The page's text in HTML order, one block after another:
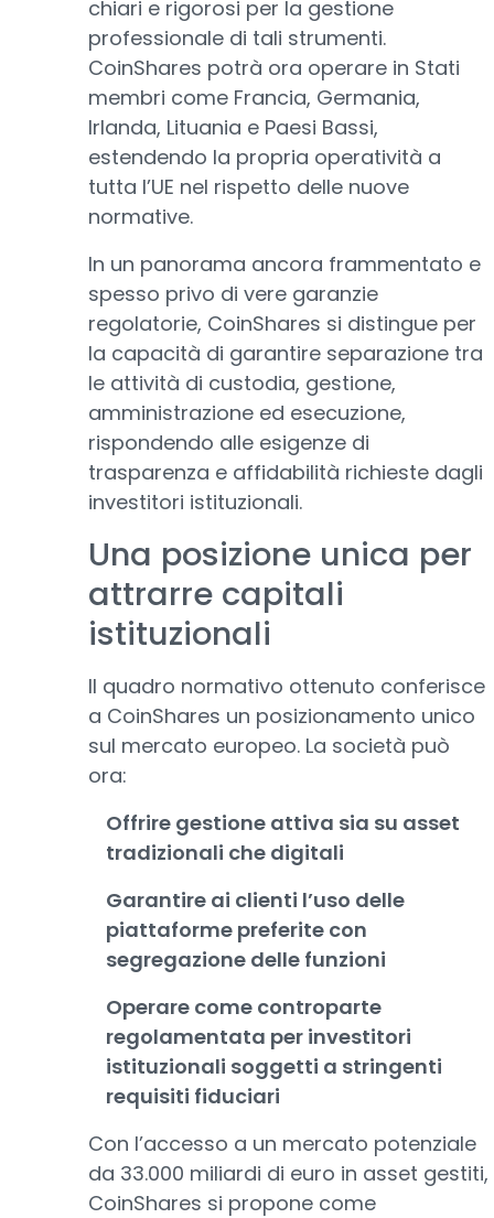
chiari e rigorosi per la gestione
professionale di tali strumenti.
CoinShares potrà ora operare in Stati
membri come Francia, Germania,
Irlanda, Lituania e Paesi Bassi,
estendendo la propria operatività a
tutta l’UE nel rispetto delle nuove
normative.
In un panorama ancora frammentato e
spesso privo di vere garanzie
regolatorie, CoinShares si distingue per
la capacità di garantire separazione tra
le attività di custodia, gestione,
amministrazione ed esecuzione,
rispondendo alle esigenze di
trasparenza e affidabilità richieste dagli
investitori istituzionali.
Una posizione unica per
attrarre capitali
istituzionali
Il quadro normativo ottenuto conferisce
a CoinShares un posizionamento unico
sul mercato europeo. La società può
ora:
Offrire gestione attiva sia su asset
tradizionali che digitali
Garantire ai clienti l’uso delle
piattaforme preferite con
segregazione delle funzioni
Operare come controparte
regolamentata per investitori
istituzionali soggetti a stringenti
requisiti fiduciari
Con l’accesso a un mercato potenziale
da 33.000 miliardi di euro in asset gestiti,
CoinShares si propone come